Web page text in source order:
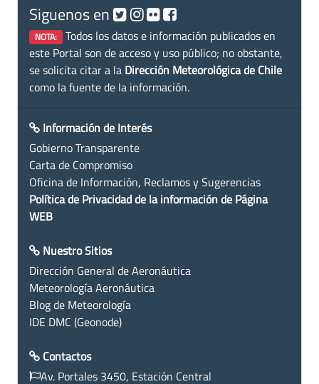
Siguenos en
NOTA: Todos los datos e información publicados en
este Portal son de acceso y uso público; no obstante,
se solicita citar a la Dirección Meteorológica de Chile
como la fuente de la información.
Información de Interés
Gobierno Transparente
Carta de Compromiso
Oficina de Información, Reclamos y Sugerencias
Política de Privacidad de la información de Página
WEB
Nuestro Sitios
Dirección General de Aeronáutica
Meteorología Aeronáutica
Blog de Meteorología
IDE DMC (Geonode)
Contactos
Av. Portales 3450, Estación Central